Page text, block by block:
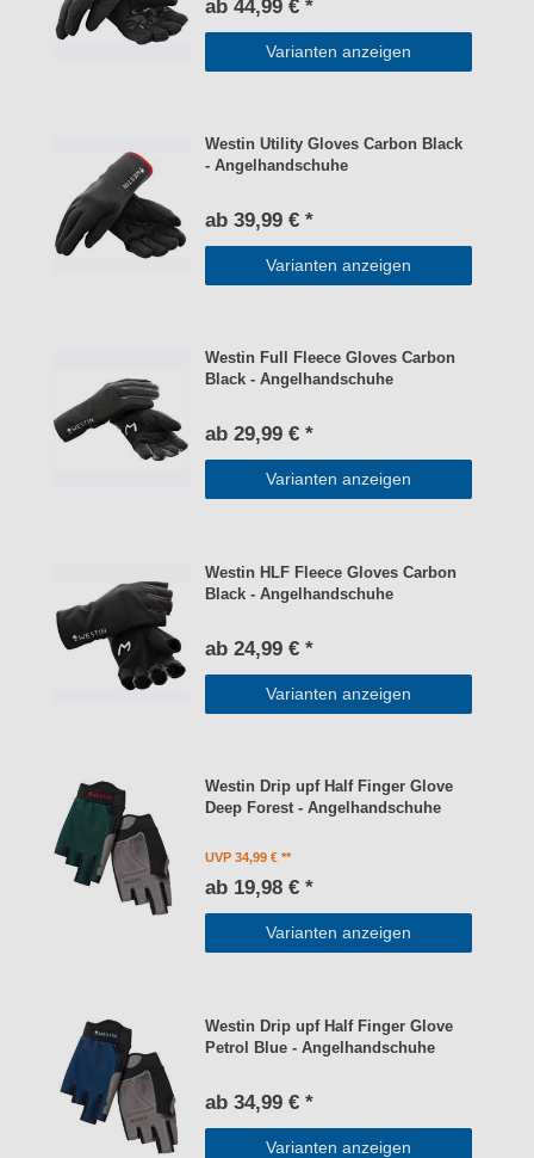
ab 44,99 € *
Varianten anzeigen
Westin Utility Gloves Carbon Black
- Angelhandschuhe
ab 39,99 € *
Varianten anzeigen
Westin Full Fleece Gloves Carbon
Black - Angelhandschuhe
ab 29,99 € *
Varianten anzeigen
Westin HLF Fleece Gloves Carbon
Black - Angelhandschuhe
ab 24,99 € *
Varianten anzeigen
Westin Drip upf Half Finger Glove
Deep Forest - Angelhandschuhe
UVP 34,99 €
ab 19,98 € *
Varianten anzeigen
Westin Drip upf Half Finger Glove
Petrol Blue - Angelhandschuhe
ab 34,99 € *
Varianten anzeigen